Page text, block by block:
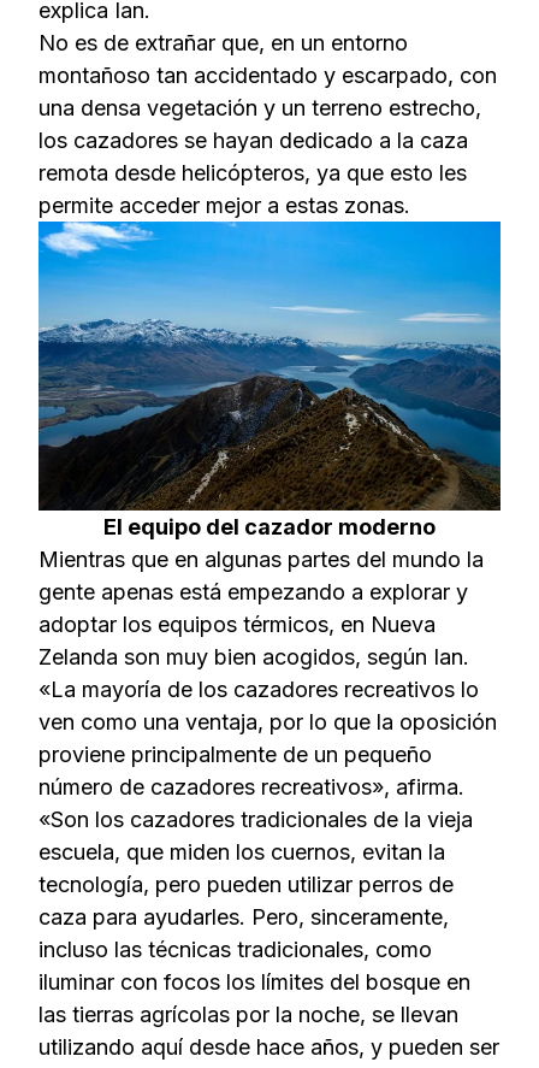
explica Ian.
No es de extrañar que, en un entorno
montañoso tan accidentado y escarpado, con
una densa vegetación y un terreno estrecho,
los cazadores se hayan dedicado a la caza
remota desde helicópteros, ya que esto les
permite acceder mejor a estas zonas.
El equipo del cazador moderno
Mientras que en algunas partes del mundo la
gente apenas está empezando a explorar y
adoptar los equipos térmicos, en Nueva
Zelanda son muy bien acogidos, según Ian.
«La mayoría de los cazadores recreativos lo
ven como una ventaja, por lo que la oposición
proviene principalmente de un pequeño
número de cazadores recreativos», afirma.
«Son los cazadores tradicionales de la vieja
escuela, que miden los cuernos, evitan la
tecnología, pero pueden utilizar perros de
caza para ayudarles. Pero, sinceramente,
incluso las técnicas tradicionales, como
iluminar con focos los límites del bosque en
las tierras agrícolas por la noche, se llevan
utilizando aquí desde hace años, y pueden ser